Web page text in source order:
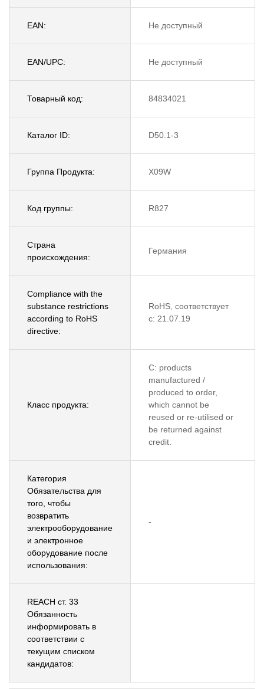
EAN: Не доступный
EAN/UPC: Не доступный
Товарный код: 84834021
Каталог ID: D50.1-3
Группа Продукта: X09W
Код группы: R827
Страна
происхождения:
Германия
Compliance with the
substance restrictions
according to RoHS
directive:
RoHS, соответствует
с: 21.07.19
Класс продукта:
C: products
manufactured /
produced to order,
which cannot be
reused or re-utilised or
be returned against
credit.
Категория
Обязательства для
того, чтобы
возвратить
электрооборудование
и электронное
оборудование после
использования:
-
REACH ст. 33
Обязанность
информировать в
соответствии с
текущим списком
кандидатов: